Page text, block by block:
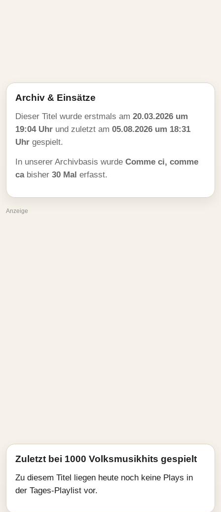
Archiv & Einsätze
Dieser Titel wurde erstmals am 20.03.2026 um
19:04 Uhr und zuletzt am 05.08.2026 um 18:31
Uhr gespielt.
In unserer Archivbasis wurde Comme ci, comme
cabisher 30 Mal erfasst.
Anzeige
Zuletzt bei 1000 Volksmusikhits gespielt
Zu diesem Titel liegen heute noch keine Plays in
der Tages-Playlist vor.